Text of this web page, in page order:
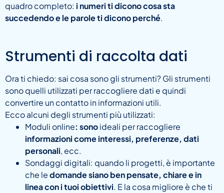
quadro completo: i numeri ti dicono cosa sta
succedendo e le parole ti dicono perché.
Strumenti di raccolta dati
Ora ti chiedo: sai cosa sono gli strumenti? Gli strumenti
sono quelli utilizzati per raccogliere dati e quindi
convertire un contatto in informazioni utili.
Ecco alcuni degli strumenti più utilizzati:
Moduli online: sonoideali per raccogliere
informazioni come interessi, preferenze, dati
personali, ecc.
Sondaggi digitali: quando li progetti, è importante
che ledomande siano ben pensate, chiare e in
linea con i tuoi obiettivi. E la cosa migliore è che ti